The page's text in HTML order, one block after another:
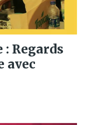
Regards
avec